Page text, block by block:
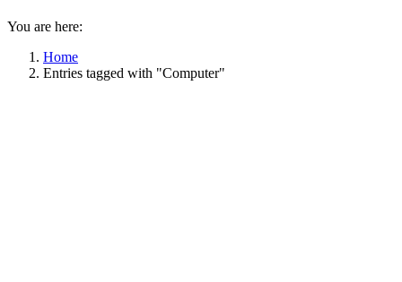
You are here:
Home
Entries tagged with "Computer"